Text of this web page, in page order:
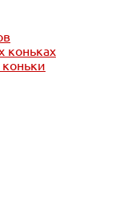
коньках